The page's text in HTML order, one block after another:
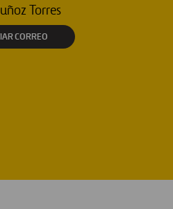
Torres
CORREO